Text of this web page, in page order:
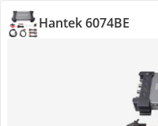
Hantek 6074BE